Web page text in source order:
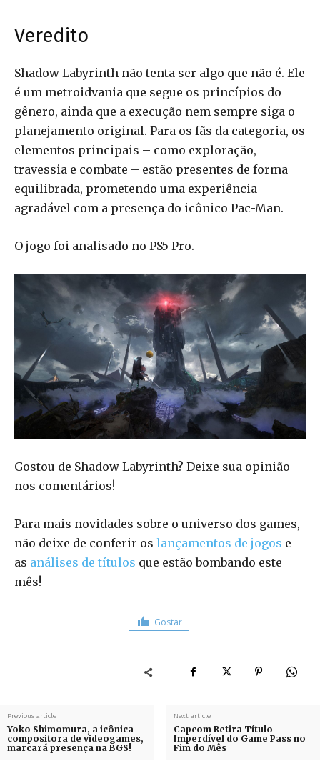
Veredito
Shadow Labyrinth não tenta ser algo que não é. Ele
é um metroidvania que segue os princípios do
gênero, ainda que a execução nem sempre siga o
planejamento original. Para os fãs da categoria, os
elementos principais – como exploração,
travessia e combate – estão presentes de forma
equilibrada, prometendo uma experiência
agradável com a presença do icônico Pac-Man.
O jogo foi analisado no PS5 Pro.
Gostou de Shadow Labyrinth? Deixe sua opinião
nos comentários!
Para mais novidades sobre o universo dos games,
não deixe de conferir os lançamentos de jogos e
as análises de títulos que estão bombando este
mês!
Gostar
Previous article
Yoko Shimomura, a icônica
compositora de videogames,
marcará presença na BGS!
Next article
Capcom Retira Título
Imperdível do Game Pass no
Fim do Mês